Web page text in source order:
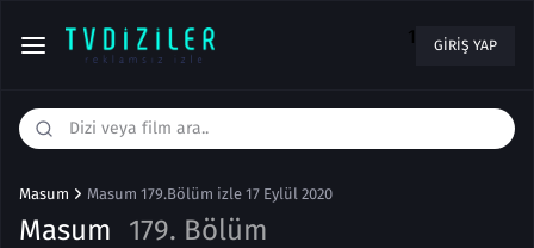
1 GIRIŞ YAP
Masum Masum 179.Bölüm izle 17 Eylül 2020
Masum 179. Bölüm